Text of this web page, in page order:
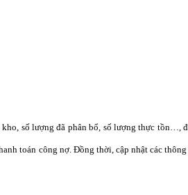
số lượng đã phân bổ, số lượng thực tồn…,
toán công nợ. Đồng thời, cập nhật các